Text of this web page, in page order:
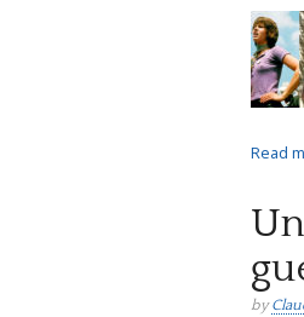
Read
by